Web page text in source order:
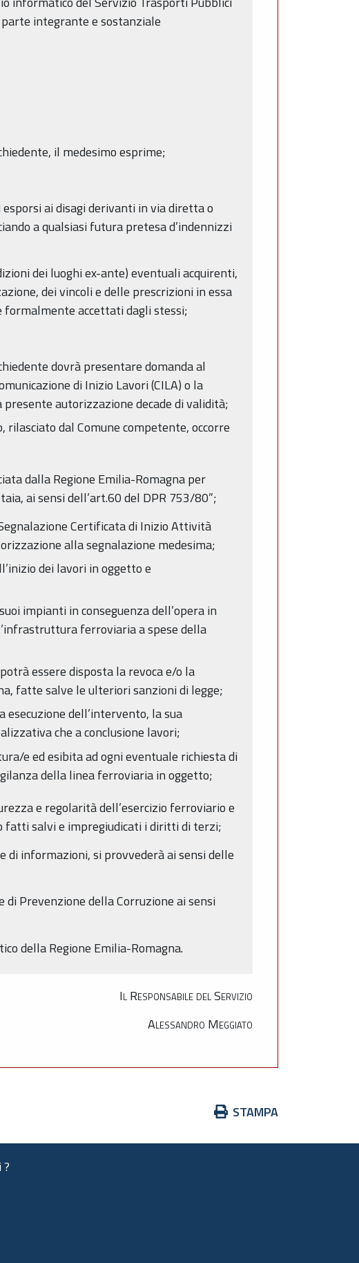
integrante e sostanziale
il medesimo esprime;
ai disagi derivanti in via diretta o
a qualsiasi futura pretesa d’indennizzi
dei luoghi ex-ante) eventuali acquirenti,
dei vincoli e delle prescrizioni in essa
formalmente accettati dagli stessi;
dovrà presentare domanda al
di Inizio Lavori (CILA) o la
autorizzazione decade di validità;
dal Comune competente, occorre
dalla Regione Emilia-Romagna per
ai sensi dell’art.60 del DPR 753/80”;
Certificata di Inizio Attività
alla segnalazione medesima;
dei lavori in oggetto e
impianti in conseguenza dell’opera in
ferroviaria a spese della
essere disposta la revoca e/o la
fatte salve le ulteriori sanzioni di legge;
dell’intervento, la sua
che a conclusione lavori;
e ed esibita ad ogni eventuale richiesta di
della linea ferroviaria in oggetto;
e regolarità dell’esercizio ferroviario e
fatti salvi e impregiudicati i diritti di terzi;
informazioni, si provvederà ai sensi delle
Prevenzione della Corruzione ai sensi
della Regione Emilia-Romagna.
Il Responsabile del Servizio
Alessandro Meggiato
Azioni
documento
STAMPA